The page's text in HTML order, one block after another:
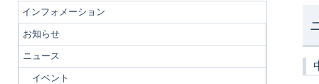
インフォメーション
お知らせ
ニュース
イベント